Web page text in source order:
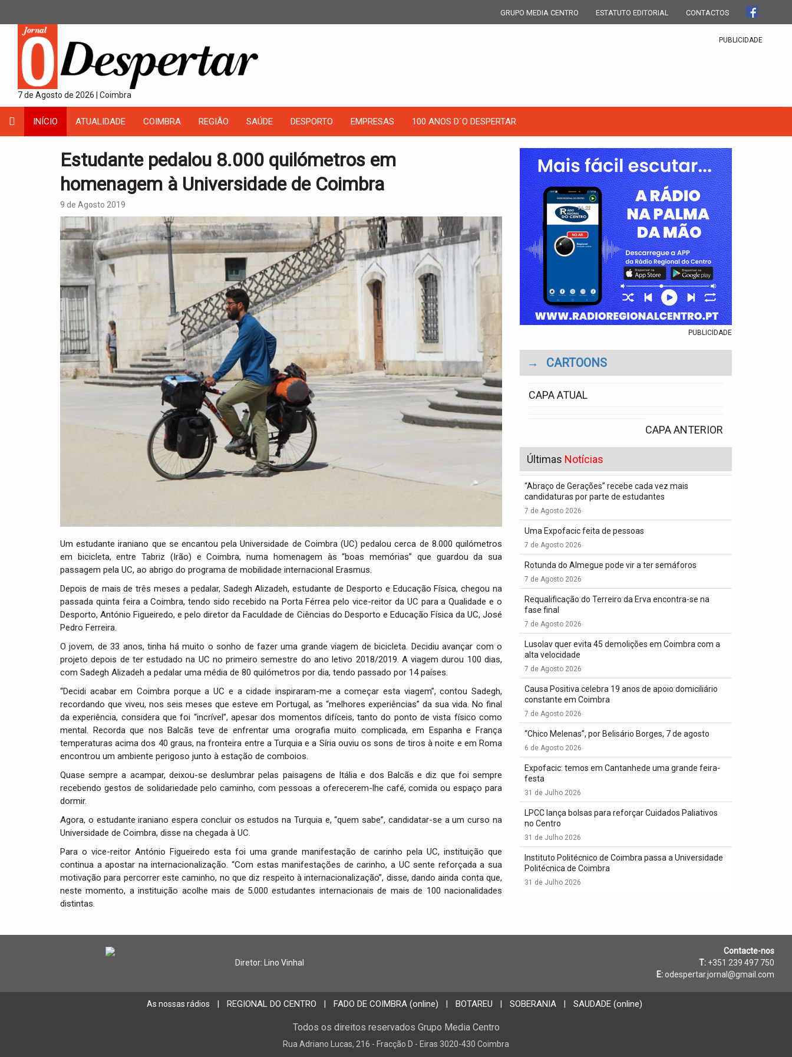
GRUPO MEDIA CENTRO ESTATUTO EDITORIAL CONTACTOS
7 de Agosto de 2026 | Coimbra
PUBLICIDADE
INÍCIO ATUALIDADE COIMBRA REGIÃO SAÚDE DESPORTO EMPRESAS 100 ANOS D´O DESPERTAR
Estudante pedalou 8.000 quilómetros em
homenagem à Universidade de Coimbra
9 de Agosto 2019
Um estudante iraniano que se encantou pela Universidade de Coimbra (UC) pedalou cerca de 8.000 quilómetros
em bicicleta, entre Tabriz (Irão) e Coimbra, numa homenagem às “boas memórias” que guardou da sua
passagem pela UC, ao abrigo do programa de mobilidade internacional Erasmus.
Depois de mais de três meses a pedalar, Sadegh Alizadeh, estudante de Desporto e Educação Física, chegou na
passada quinta feira a Coimbra, tendo sido recebido na Porta Férrea pelo vice-reitor da UC para a Qualidade e o
Desporto, António Figueiredo, e pelo diretor da Faculdade de Ciências do Desporto e Educação Física da UC, José
Pedro Ferreira.
O jovem, de 33 anos, tinha há muito o sonho de fazer uma grande viagem de bicicleta. Decidiu avançar com o
projeto depois de ter estudado na UC no primeiro semestre do ano letivo 2018/2019. A viagem durou 100 dias,
com Sadegh Alizadeh a pedalar uma média de 80 quilómetros por dia, tendo passado por 14 países.
“Decidi acabar em Coimbra porque a UC e a cidade inspiraram-me a começar esta viagem”, contou Sadegh,
recordando que viveu, nos seis meses que esteve em Portugal, as “melhores experiências” da sua vida. No final
da experiência, considera que foi “incrível”, apesar dos momentos difíceis, tanto do ponto de vista físico como
mental. Recorda que nos Balcãs teve de enfrentar uma orografia muito complicada, em Espanha e França
temperaturas acima dos 40 graus, na fronteira entre a Turquia e a Síria ouviu os sons de tiros à noite e em Roma
encontrou um ambiente perigoso junto à estação de comboios.
Quase sempre a acampar, deixou-se deslumbrar pelas paisagens de Itália e dos Balcãs e diz que foi sempre
recebendo gestos de solidariedade pelo caminho, com pessoas a oferecerem-lhe café, comida ou espaço para
dormir.
Agora, o estudante iraniano espera concluir os estudos na Turquia e, “quem sabe”, candidatar-se a um curso na
Universidade de Coimbra, disse na chegada à UC.
Para o vice-reitor António Figueiredo esta foi uma grande manifestação de carinho pela UC, instituição que
continua a apostar na internacionalização. “Com estas manifestações de carinho, a UC sente reforçada a sua
motivação para percorrer este caminho, no que diz respeito à internacionalização”, disse, dando ainda conta que,
neste momento, a instituição acolhe mais de 5.000 estudantes internacionais de mais de 100 nacionalidades
distintas.
PUBLICIDADE
→ CARTOONS
CAPA ATUAL
CAPA ANTERIOR
Últimas Notícias
“Abraço de Gerações” recebe cada vez mais
candidaturas por parte de estudantes
7 de Agosto 2026
Uma Expofacic feita de pessoas
7 de Agosto 2026
Rotunda do Almegue pode vir a ter semáforos
7 de Agosto 2026
Requalificação do Terreiro da Erva encontra-se na
fase final
7 de Agosto 2026
Lusolav quer evita 45 demolições em Coimbra com a
alta velocidade
7 de Agosto 2026
Causa Positiva celebra 19 anos de apoio domiciliário
constante em Coimbra
7 de Agosto 2026
“Chico Melenas”, por Belisário Borges, 7 de agosto
6 de Agosto 2026
Expofacic: temos em Cantanhede uma grande feira-
festa
31 de Julho 2026
LPCC lança bolsas para reforçar Cuidados Paliativos
no Centro
31 de Julho 2026
Instituto Politécnico de Coimbra passa a Universidade
Politécnica de Coimbra
31 de Julho 2026
Diretor: Lino Vinhal
Contacte-nos
T: +351 239 497 750
E: odespertar.jornal@gmail.com
As nossas rádios REGIONAL DO CENTRO FADO DE COIMBRA (online) BOTAREU SOBERANIA SAUDADE (online)
Todos os direitos reservados Grupo Media Centro
Rua Adriano Lucas, 216 - Fracção D - Eiras 3020-430 Coimbra